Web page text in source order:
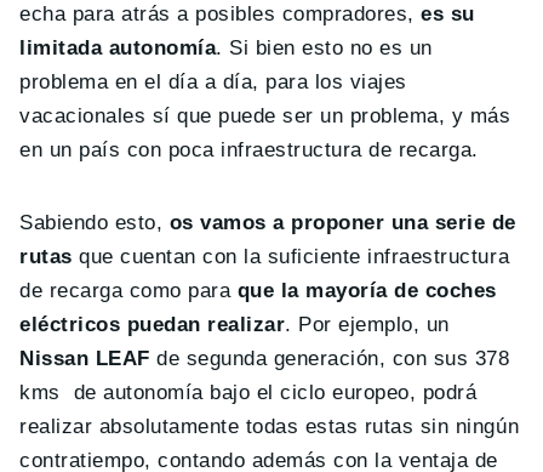
echa para atrás a posibles compradores,es su
limitada autonomía. Si bien esto no es un
problema en el día a día, para los viajes
vacacionales sí que puede ser un problema, y más
en un país con poca infraestructura de recarga.
Sabiendo esto, os vamos a proponer una serie de
rutasque cuentan con la suficiente infraestructura
de recarga como para que la mayoría de coches
eléctricos puedan realizar. Por ejemplo, un
Nissan LEAF de segunda generación, con sus 378
kms de autonomía bajo el ciclo europeo, podrá
realizar absolutamente todas estas rutas sin ningún
contratiempo, contando además con la ventaja de